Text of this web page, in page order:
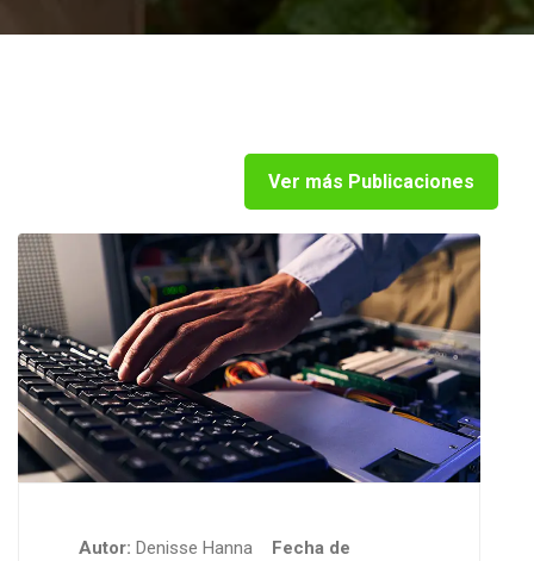
Ver más Publicaciones
Autor: Denisse Hanna Fecha de